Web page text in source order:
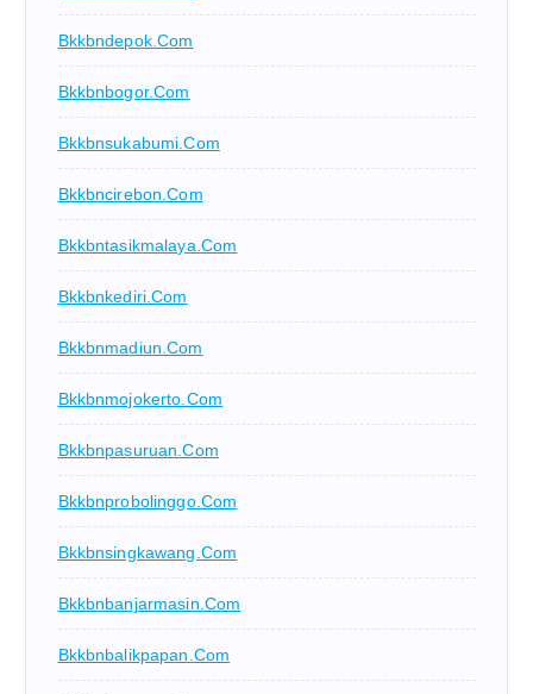
Bkkbndepok.com
Bkkbnbogor.com
Bkkbnsukabumi.com
Bkkbncirebon.com
Bkkbntasikmalaya.com
Bkkbnkediri.com
Bkkbnmadiun.com
Bkkbnmojokerto.com
Bkkbnpasuruan.com
Bkkbnprobolinggo.com
Bkkbnsingkawang.com
Bkkbnbanjarmasin.com
Bkkbnbalikpapan.com